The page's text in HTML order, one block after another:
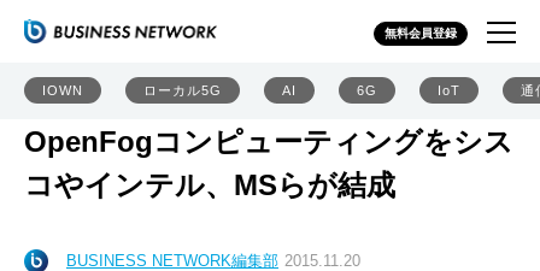
無料会員登録
IOWN ローカル5G AI 6G IoT 通
OpenFogコンピューティングをシス
コやインテル、MSらが結成
BUSINESS NETWORK編集部 2015.11.20